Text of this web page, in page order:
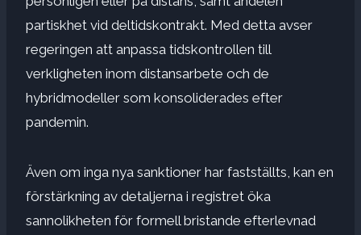
partiskhet vid deltidskontrakt. Med detta avser
regeringen att anpassa tidskontrollen till
verkligheten inom distansarbete och de
hybridmodeller som konsoliderades efter
pandemin.
Även om inga nya sanktioner har fastställts, kan en
förstärkning av detaljerna i registret öka
sannolikheten för formell bristande efterlevnad